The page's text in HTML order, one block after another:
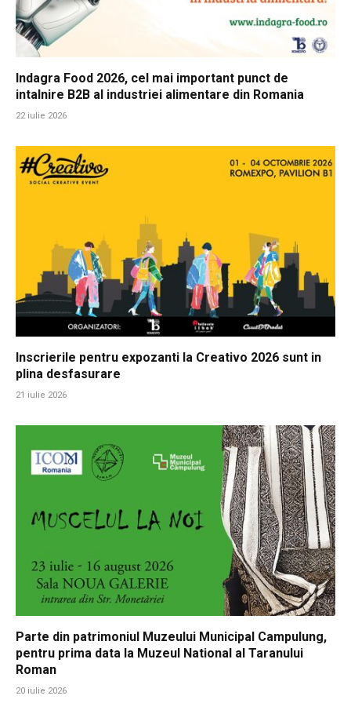
Indagra Food 2026, cel mai important punct de
intalnire B2B al industriei alimentare din Romania
22 iulie 2026
Inscrierile pentru expozanti la Creativo 2026 sunt in
plina desfasurare
21 iulie 2026
Parte din patrimoniul Muzeului Municipal Campulung,
pentru prima data la Muzeul National al Taranului
Roman
20 iulie 2026